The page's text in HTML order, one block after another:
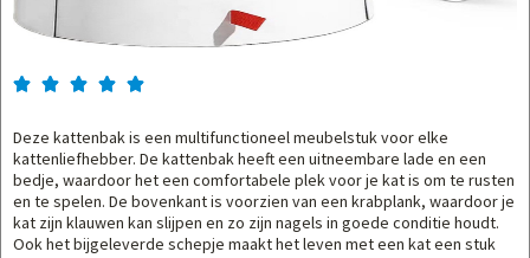
    
Deze kattenbak is een multifunctioneel meubelstuk voor elke
kattenliefhebber. De kattenbak heeft een uitneembare lade en een
bedje, waardoor het een comfortabele plek voor je kat is om te rusten
en te spelen. De bovenkant is voorzien van een krabplank, waardoor je
kat zijn klauwen kan slijpen en zo zijn nagels in goede conditie houdt.
Ook het bijgeleverde schepje maakt het leven met een kat een stuk